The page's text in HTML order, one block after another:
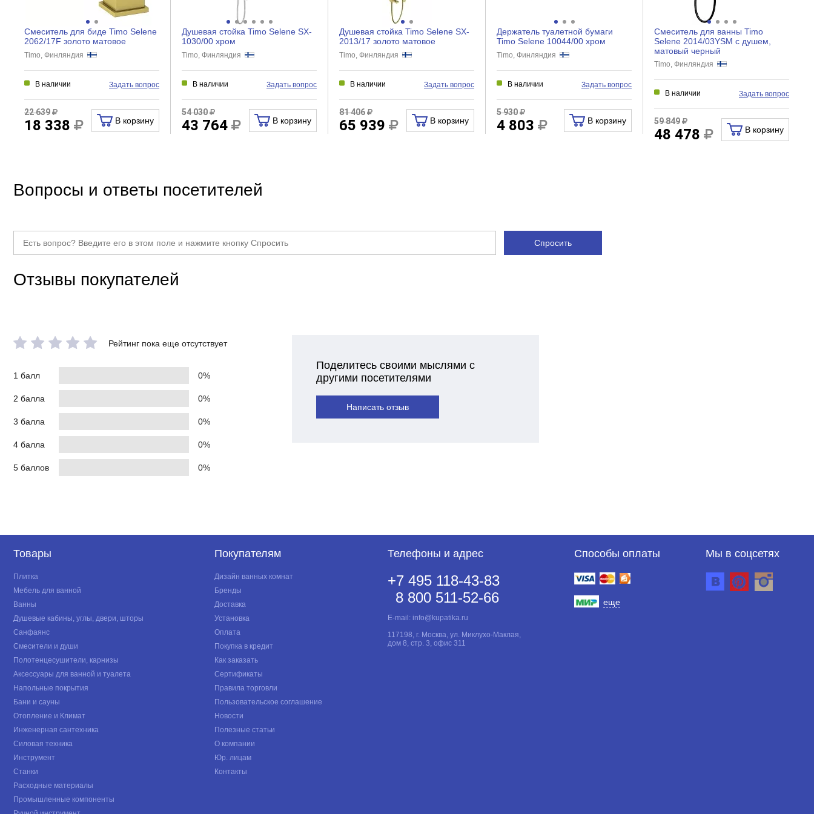
Защита от обратного потока
Термостат
Смеситель
Тропический душ
Есть
Количество режимов
Смеситель для биде Timo Selene
2062/17F золото матовое
Timo, Финляндия
В наличии Задать вопрос
22 639
18 338 В корзину
Душевая стойка Timo Selene SX-
1030/00 хром
Timo, Финляндия
В наличии Задать вопрос
54 030
43 764 В корзину
Душевая стойка Timo Selene SX-
2013/17 золото матовое
Timo, Финляндия
В наличии Задать вопрос
81 406
65 939 В корзину
Держатель туалетной бумаги
Timo Selene 10044/00 хром
Timo, Финляндия
В наличии Задать вопрос
5 930
4 803 В корзину
Смеситель для ванны Timo
Selene 2014/03YSM с душем,
матовый черный
Timo, Финляндия
В наличии Задать вопрос
59 849
48 478 В корзину
Вопросы и ответы посетителей
Спросить
Отзывы покупателей
Рейтинг пока еще отсутствует
1 балл 0%
2 балла 0%
3 балла 0%
4 балла 0%
5 баллов 0%
Поделитесь своими мыслями с
другими посетителями
Написать отзыв
Товары
Плитка
Мебель для ванной
Ванны
Душевые кабины, углы, двери, шторы
Санфаянс
Смесители и души
Полотенцесушители, карнизы
Аксессуары для ванной и туалета
Напольные покрытия
Бани и сауны
Отопление и Климат
Инженерная сантехника
Силовая техника
Инструмент
Станки
Расходные материалы
Промышленные компоненты
Покупателям
Дизайн ванных комнат
Бренды
Доставка
Установка
Оплата
Покупка в кредит
Как заказать
Сертификаты
Правила торговли
Пользовательское соглашение
Новости
Полезные статьи
О компании
Юр. лицам
Контакты
Телефоны и адрес
+7 495 118-43-83
8 800 511-52-66
E-mail: info@kupatika.ru
117198, г. Москва, ул. Миклухо-Маклая,
дом 8, стр. 3, офис 311
Способы оплаты
еще
Мы в соцсетях